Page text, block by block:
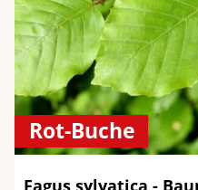
Rot-Buche
Fagus sylvatica -